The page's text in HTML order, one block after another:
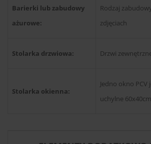
Barierki lub zabudowy
ażurowe:
Rodzaj
zdjęciach
Stolarka drzwiowa: Drzwi
Stolarka okienna:
Jedno okno
uchylne 60x40cm